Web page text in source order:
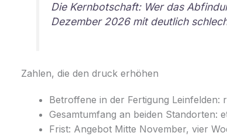
Die Kernbotschaft: Wer das
Dezember 2026 mit deutlich
Zahlen, die den druck erhöhen
Betroffene in der Fertigung Leinfelden:
Gesamtumfang an beiden Standorten:
Frist: Angebot Mitte November, vier